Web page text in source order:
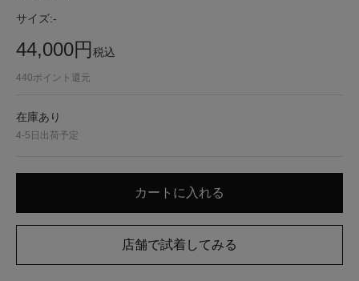
サイズ:-
44,000円税込
440ポイント還元
在庫あり
4-5日出荷予定